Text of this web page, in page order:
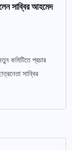
সাব্বির আহমেদ
কমিটিতে প্রচার
সাব্বির